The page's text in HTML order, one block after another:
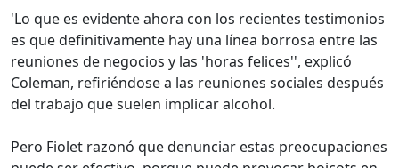
'Lo que es evidente ahora con los recientes testimonios
es que definitivamente hay una línea borrosa entre las
reuniones de negocios y las 'horas felices'', explicó
Coleman, refiriéndose a las reuniones sociales después
del trabajo que suelen implicar alcohol.
Pero Fiolet razonó que denunciar estas preocupaciones